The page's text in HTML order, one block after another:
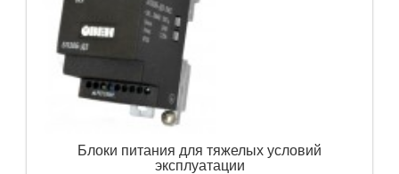
Блоки питания для тяжелых условий
эксплуатации